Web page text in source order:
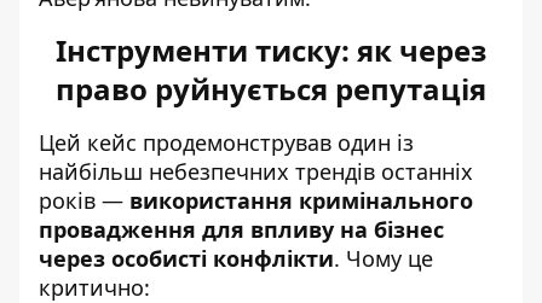
Інструменти тиску: як через
право руйнується репутація
Цей кейс продемонстрував один із
найбільш небезпечних трендів останніх
років — використання кримінального
провадження для впливу на бізнес
через особисті конфлікти. Чому це
критично: